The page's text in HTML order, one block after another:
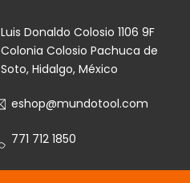
Luis Donaldo Colosio 1106 9F
Colonia Colosio Pachuca de
Soto, Hidalgo, México
eshop@mundotool.com
771 712 1850